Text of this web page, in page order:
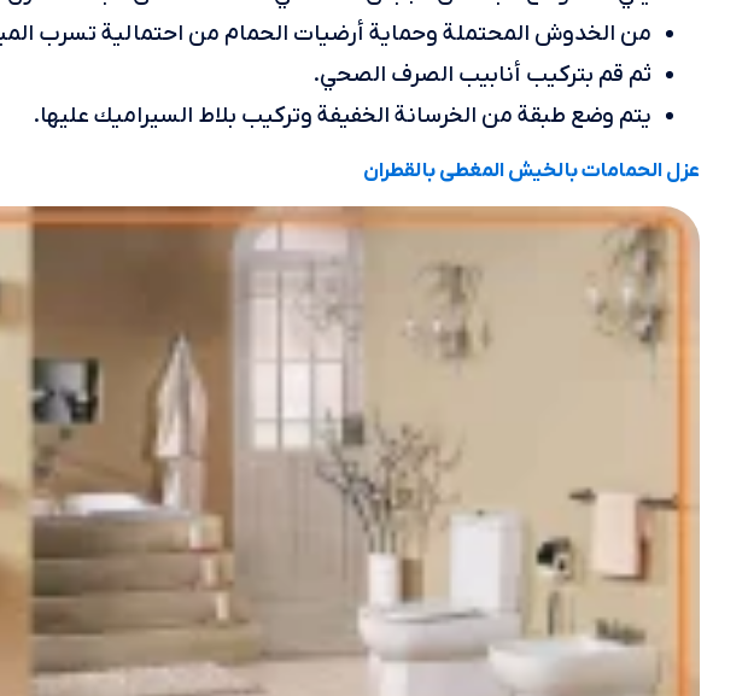
من الخدوش المحتملة وحماية أرضيات الحمام من احتمالية تسرب
ثم قم بتركيب أنابيب الصرف الصحي.
يتم وضع طبقة من الخرسانة الخفيفة وتركيب بلاط السيراميك عليها.
عزل الحمامات بالخيش المغطى بالقطران